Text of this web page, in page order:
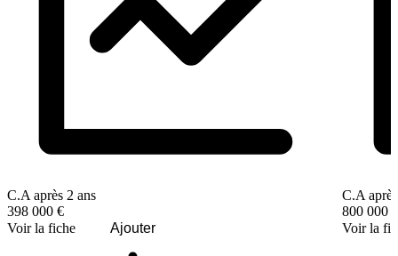
C.A après 2 ans
398 000 €
Voir la fiche
Ajouter
C.A
800 000 €
Voir la